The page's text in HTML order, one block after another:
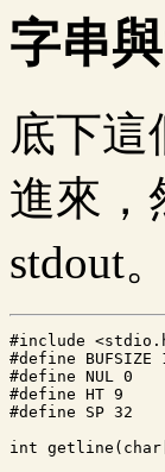
字串
底下這
進來，
stdout。
#include
#define BUFSIZE
#define NUL 0
#define HT 9
#define SP 32
int